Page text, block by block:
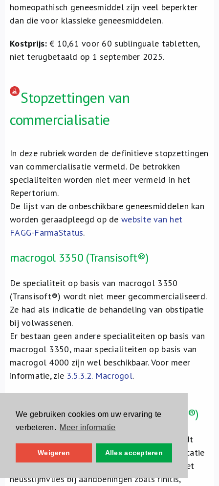
We gebruiken cookies om uw ervaring te
verbeteren. Meer informatie
Weigeren Alles accepteren
homeopathisch geneesmiddel zijn veel beperkter
dan die voor klassieke geneesmiddelen.
Kostprijs:€ 10,61 voor 60 sublinguale tabletten,
niet terugbetaald op 1 september 2025.
Stopzettingen van
commercialisatie
In deze rubriek worden de definitieve stopzettingen
van commercialisatie vermeld. De betrokken
specialiteiten worden niet meer vermeld in het
Repertorium.
De lijst van de onbeschikbare geneesmiddelen kan
worden geraadpleegd op dewebsite van het
FAGG-FarmaStatus.
macrogol 3350 (Transisoft®)
De specialiteit op basis van macrogol 3350
(Transisoft®) wordt niet meer gecommercialiseerd.
Ze had als indicatie de behandeling van obstipatie
bij volwassenen.
Er bestaan geen andere specialiteiten op basis van
macrogol 3350, maar specialiteiten op basis van
macrogol 4000 zijn wel beschikbaar. Voor meer
informatie, zie 3.5.3.2. Macrogol.
nafazoline (Vasocedine Naphazoline®)
De specialiteit Vasocedine Naphazoline® wordt
niet meer gecommercialiseerd. Ze had als indicatie
de verlichting van congestie ter hoogte van het
neusslijmvlies bij aandoeningen zoals rinitis,